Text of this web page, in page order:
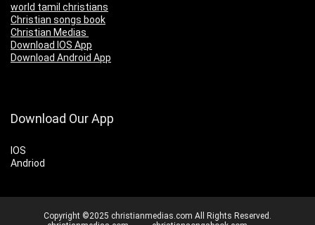
world tamil christians
Christian songs book
Christian Medias
Download IOS App
Download Android App
Download Our App
IOS
Andriod
Copyright ©2025 christianmedias.com All Rights Reserved.